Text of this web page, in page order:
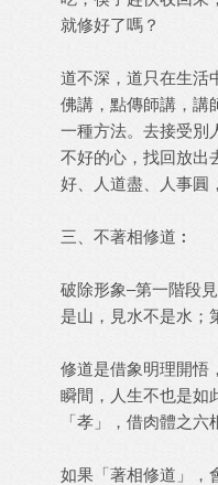
就修好了嗎？
道不深，道只在生活
佛講，點傳師講，講
一種方法。去接受別
不好的心，找回放出
好、人道盡、人事圓
三、不著相修道︰
破除形象–第一階段
是山，見水不是水；
修道是借象明理開悟
瞬間，人生不也是如
「孝」，借肉體之六
如果「著相修道」，